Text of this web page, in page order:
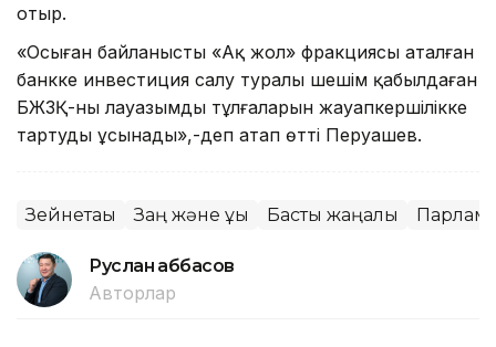
отыр.
«Осыған байланысты «Ақ жол» фракциясы аталған
банкке инвестиция салу туралы шешім қабылдаған
БЖЗҚ-ның лауазымды тұлғаларын жауапкершілікке
тартуды ұсынады»,-деп атап өтті Перуашев.
Зейнетақы Заң және құқық Басты жаңалық
Руслан Ғаббасов
Авторлар